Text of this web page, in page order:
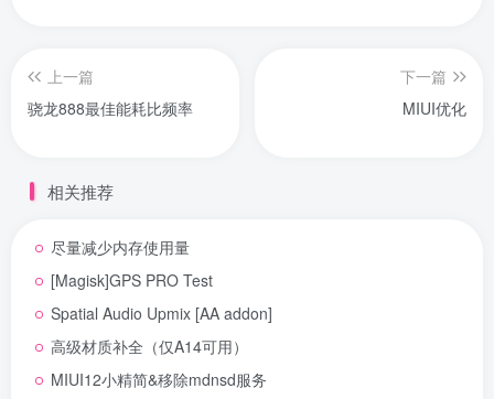
上一篇
骁龙888最佳能耗比频率
下一篇
MIUI优化
相关推荐
尽量减少内存使用量
[Magisk]GPS PRO Test
Spatial Audio Upmix [AA addon]
高级材质补全（仅A14可用）
MIUI12小精简&移除mdnsd服务